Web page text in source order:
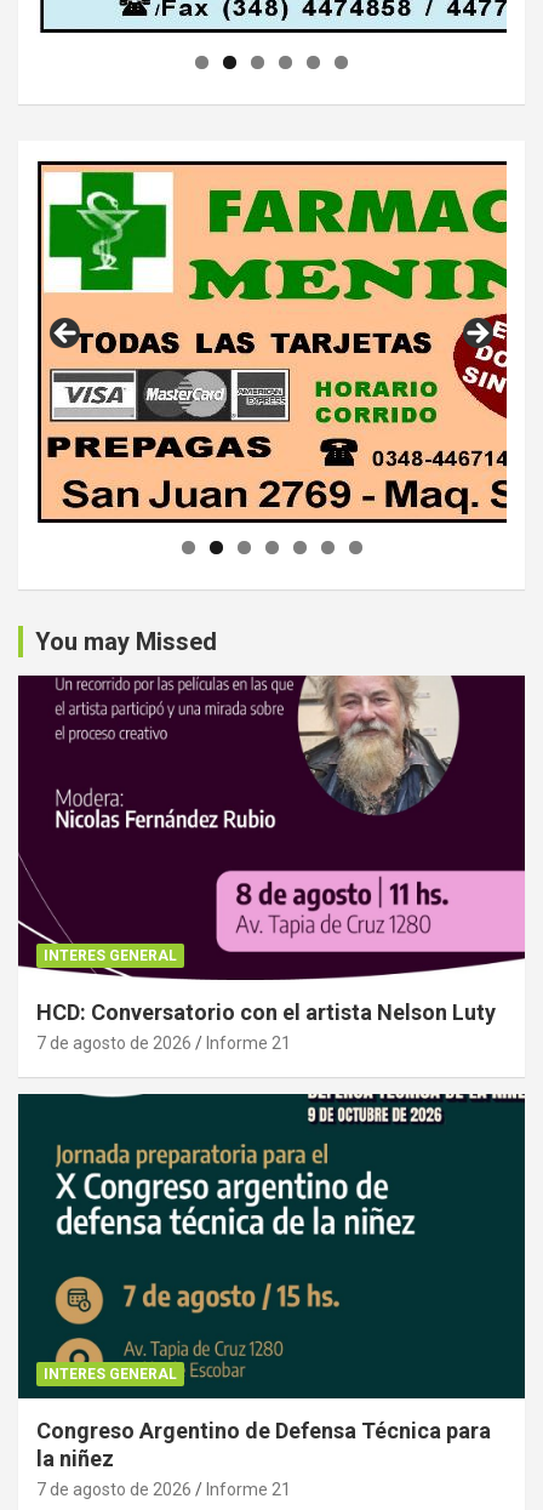
You may Missed
INTERES GENERAL
HCD: Conversatorio con el artista Nelson Luty
7 de agosto de 2026 Informe 21
INTERES GENERAL
Congreso Argentino de Defensa Técnica para
la niñez
7 de agosto de 2026 Informe 21